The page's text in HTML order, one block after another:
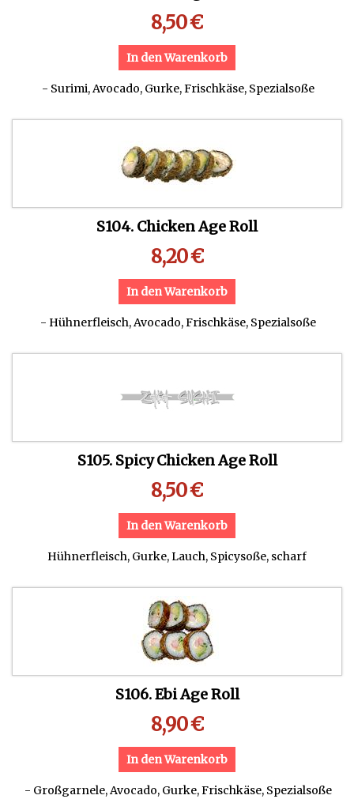
8,50€
In den Warenkorb
- Surimi, Avocado, Gurke, Frischkäse, Spezialsoße
S104. Chicken Age Roll
8,20€
In den Warenkorb
- Hühnerfleisch, Avocado, Frischkäse, Spezialsoße
S105. Spicy Chicken Age Roll
8,50€
In den Warenkorb
Hühnerfleisch, Gurke, Lauch, Spicysoße, scharf
S106. Ebi Age Roll
8,90€
In den Warenkorb
- Großgarnele, Avocado, Gurke, Frischkäse, Spezialsoße